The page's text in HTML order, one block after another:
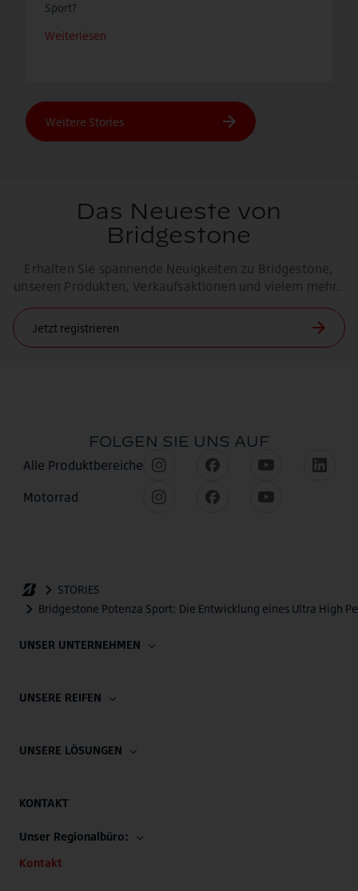
Sport?
Weiterlesen
UNSER UNTERNEHMEN
UNSERE REIFEN
UNSERE LÖSUNGEN
KONTAKT
Unser Regionalbüro:
Kontakt